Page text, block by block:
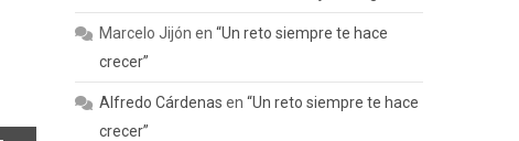
Marcelo Jijón en“Un reto siempre te hace
crecer”
Alfredo Cárdenas en“Un reto siempre te hace
crecer”